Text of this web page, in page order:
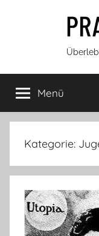
Prabels
Blog
Menü
Kategorie: